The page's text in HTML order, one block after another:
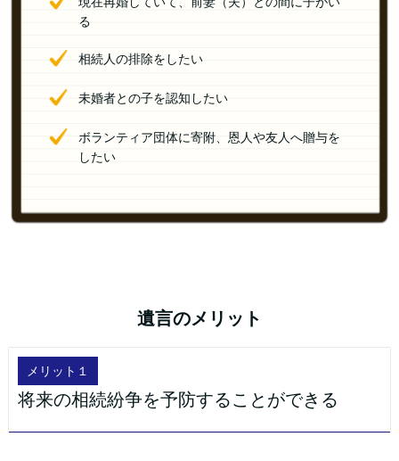
る
相続人の排除をしたい
未婚者との子を認知したい
ボランティア団体に寄附、恩人や友人へ贈与を
したい
遺言のメリット
メリット１
将来の相続紛争を予防することができる